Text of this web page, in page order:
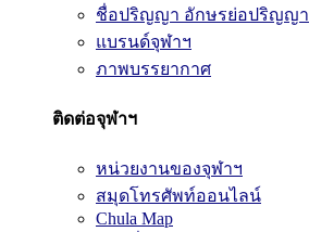
ชื่อปริญญา อักษรย่อปริญญา
แบรนด์จุฬาฯ
ภาพบรรยากาศ
ติดต่อจุฬาฯ
หน่วยงานของจุฬาฯ
สมุดโทรศัพท์ออนไลน์
Chula Map